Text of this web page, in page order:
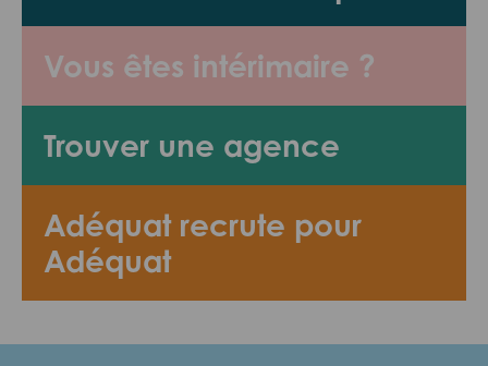
Vous êtes intérimaire ?
Trouver une agence
Adéquat recrute pour
Adéquat